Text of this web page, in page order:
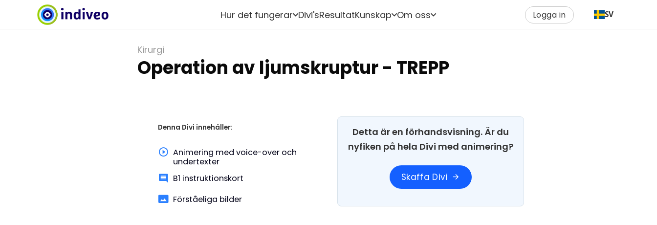
Hur det fungerar Divi'sResultatKunskap Om oss Logga in SV
Kirurgi
Operation av ljumskruptur - TREPP
Denna Divi innehåller:
Animering med voice-over och
undertexter
B1 instruktionskort
Förståeliga bilder
Detta är en förhandsvisning. Är du
nyfiken på hela Divi med animering?
Skaffa Divi arrow_forward